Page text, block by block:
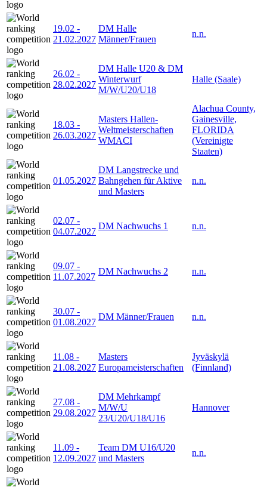
19.02 -
21.02.2027
DM Halle
Männer/Frauen
n.n.
26.02 -
28.02.2027
DM Halle U20 & DM
Winterwurf
M/W/U20/U18
Halle (Saale)
18.03 -
26.03.2027
Masters Hallen-
Weltmeisterschaften
WMACI
Alachua County,
Gainesville,
FLORIDA
(Vereinigte
Staaten)
01.05.2027
DM Langstrecke und
Bahngehen für Aktive
und Masters
n.n.
02.07 -
04.07.2027
DM Nachwuchs 1 n.n.
09.07 -
11.07.2027
DM Nachwuchs 2 n.n.
30.07 -
01.08.2027
DM Männer/Frauen n.n.
11.08 -
21.08.2027
Masters
Europameisterschaften
Jyväskylä
(Finnland)
27.08 -
29.08.2027
DM Mehrkampf
M/W/U
23/U20/U18/U16
Hannover
11.09 -
12.09.2027
Team DM U16/U20
und Masters
n.n.